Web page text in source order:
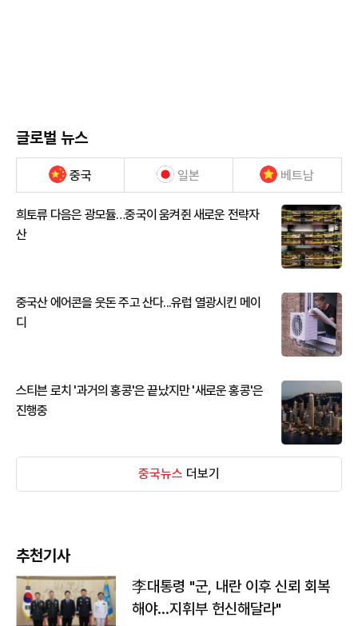
글로벌 뉴스
중국 일본 베트남
희토류 다음은 광모듈…중국이 움켜쥔 새로운 전략자
산
중국산 에어콘을 웃돈 주고 산다...유럽 열광시킨 메이
디
스티븐 로치 '과거의 홍콩'은 끝났지만 '새로운 홍콩'은
진행중
중국뉴스 더보기
추천기사
李대통령 "군, 내란 이후 신뢰 회복
해야…지휘부 헌신해달라"